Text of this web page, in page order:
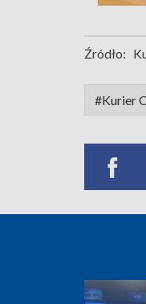
Źródło:
#Kurier